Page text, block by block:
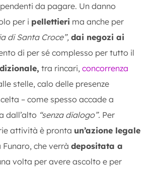
da pagare. Un danno
per i pellettieri ma anche per
di Santa Croce”, dai negozi ai
di per sé complesso per tutto il
tra rincari, concorrenza
stelle, calo delle presenze
– come spesso accade a
dall’alto “senza dialogo”. Per
attività è pronta un’azione legale
che verrà depositata a
volta per avere ascolto e per